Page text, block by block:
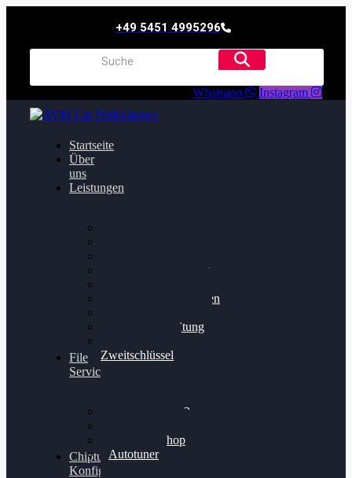
+49 5451 4995296
Whatsapp Instagram
Startseite
Über
uns
Leistungen
Getriebeoptimierung
Bremsscheiben planen
Felgenaufbereitung
Zweitschlüssel
File
Service
Alientech Kess3
Alientech Shop
Autotuner
Chiptuning
Konfigurator